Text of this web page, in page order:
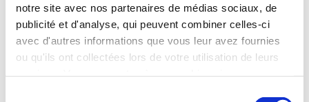
notre site avec nos partenaires de médias sociaux, de
publicité et d'analyse, qui peuvent combiner celles-ci
avec d'autres informations que vous leur avez fournies
ou qu'ils ont collectées lors de votre utilisation de leurs
770